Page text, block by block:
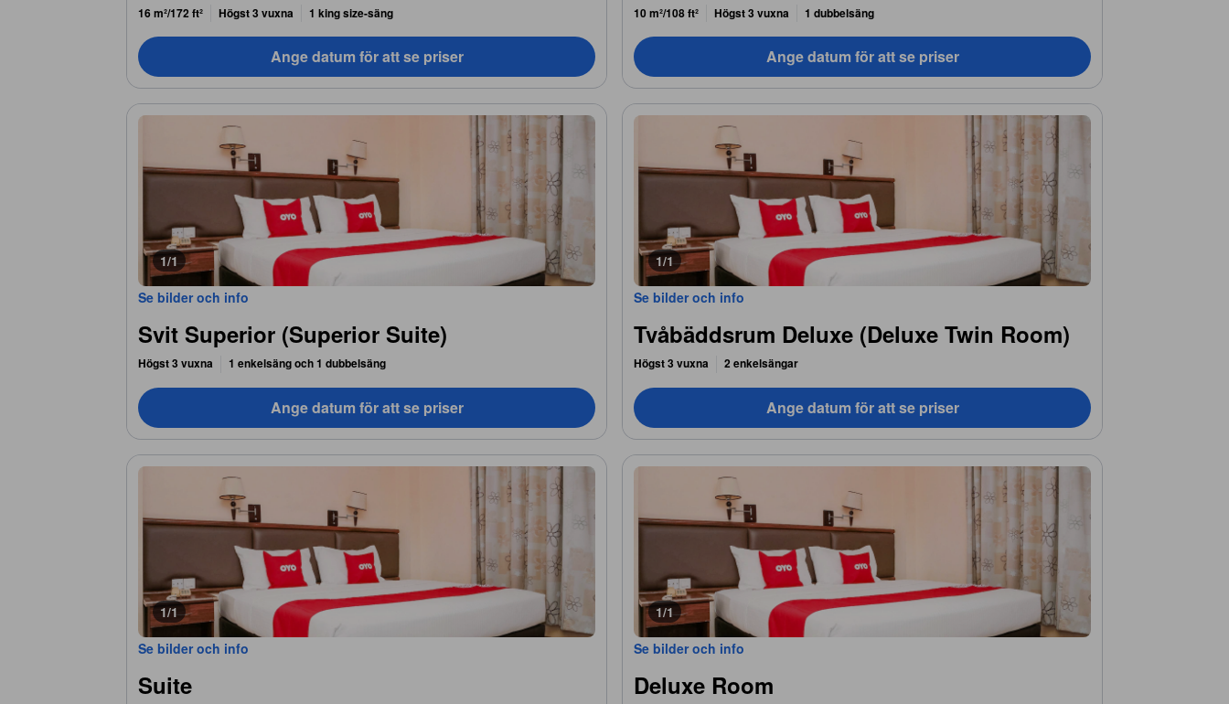
16 m²/172 ft² Högst 3 vuxna 1 king size-säng
Ange datum för att se priser
10 m²/108 ft² Högst 3 vuxna 1 dubbelsäng
Ange datum för att se priser
1/1
Se bilder och info
Svit Superior (Superior Suite)
Högst 3 vuxna 1 enkelsäng och 1 dubbelsäng
Ange datum för att se priser
1/1
Se bilder och info
Tvåbäddsrum Deluxe (Deluxe Twin Room)
Högst 3 vuxna 2 enkelsängar
Ange datum för att se priser
1/1
Se bilder och info
Suite
1/1
Se bilder och info
Deluxe Room